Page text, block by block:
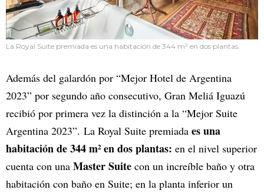
La Royal Suite premiada es una habitación de 344 m² en dos plantas.
Además del galardón por “Mejor Hotel de Argentina
2023” por segundo año consecutivo, Gran Meliá Iguazú
recibió por primera vez la distinción a la “Mejor Suite
Argentina 2023”. La Royal Suite premiada es una
habitación de 344 m² en dos plantas: en el nivel superior
cuenta con una Master Suite con un increíble baño y otra
habitación con baño en Suite; en la planta inferior un